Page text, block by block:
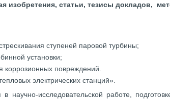
изобретения, статьи, тезисы докладов,
ступеней паровой турбины;
установки;
коррозионных повреждений.
электрических станций».
научно-исследовательской работе,